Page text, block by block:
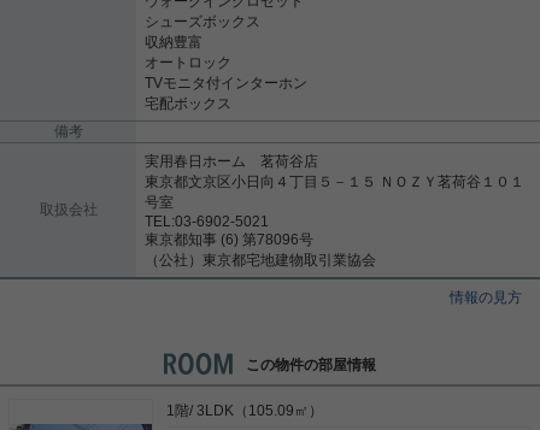
シューズボックス
収納豊富
オートロック
TVモニタ付インターホン
宅配ボックス
備考
取扱会社
実用春日ホーム 茗荷谷店
東京都文京区小日向４丁目５－１５ ＮＯＺＹ茗荷谷１０１
号室
TEL:03-6902-5021
東京都知事 (6) 第78096号
（公社）東京都宅地建物取引業協会
情報の見方
この物件の部屋情報
1階/ 3LDK（105.09㎡）